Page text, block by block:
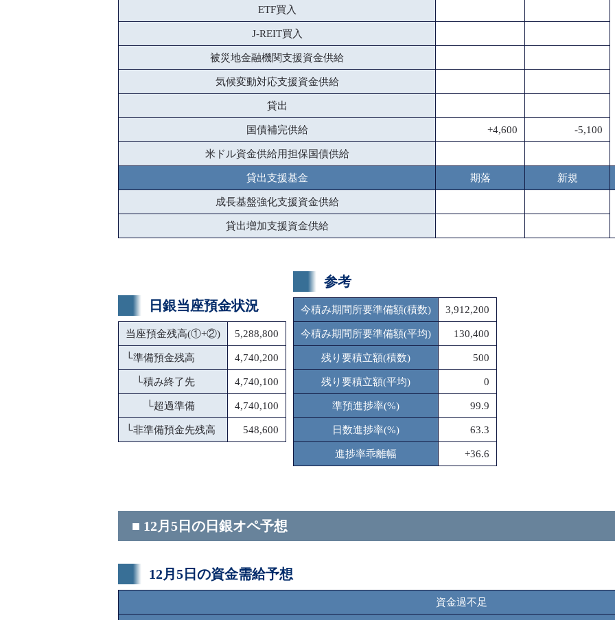
ETF買入
J-REIT買入
被災地金融機関支援資金供給
気候変動対応支援資金供給
貸出
国債補完供給 +4,600 -5,100
米ドル資金供給用担保国債供給
貸出支援基金 期落 新規
成長基盤強化支援資金供給
貸出増加支援資金供給
日銀当座預金状況
当座預金残高(①+②) 5,288,800
└準備預金残高 4,740,200
└積み終了先 4,740,100
└超過準備 4,740,100
└非準備預金先残高 548,600
参考
今積み期間所要準備額(積数) 3,912,200
今積み期間所要準備額(平均) 130,400
残り要積立額(積数) 500
残り要積立額(平均) 0
準預進捗率(%) 99.9
日数進捗率(%) 63.3
進捗率乖離幅 +36.6
■ 12月5日の日銀オペ予想
12月5日の資金需給予想
資金過不足